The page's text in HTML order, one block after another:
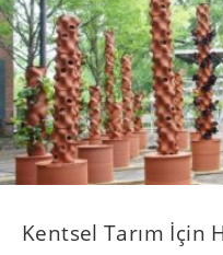
Kentsel Tarım İçin